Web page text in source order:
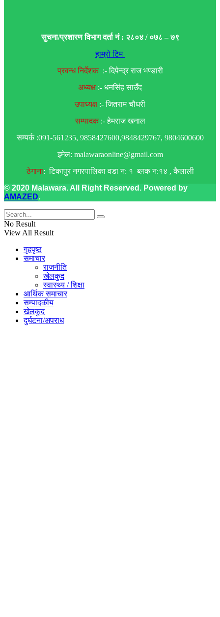
सुचना/प्रशारण विभाग दर्ता नं : २८०४ / ०७८ – ७९
हाम्रो टिम
प्रवन्ध निर्देशक:- दिपेन्द्र राज भण्डारी
अध्यक्ष :- धनसिंह साउँद
उपाध्यक्ष :- जितराम चौधरी
सम्पादक:- हेमराज खनाल
सम्पर्क :091-561235, 9858427600,9848429767, 9804600600
इमेल: malawaraonline@gmail.com
ठेगाना: टिकापुर नगरपालिका वडा न: १ ब्लक न:१४ , कैलाली
© 2020 Malawara. All Right Reserved. Powered by
AMAZED.
No Result
View All Result
गृहपृष्ठ
समाचार
राजनीति
खेलकुद
स्वास्थ्य / शिक्षा
आर्थिक समाचार
सम्पादकीय
खेलकुद
दुर्घटना/अपराध